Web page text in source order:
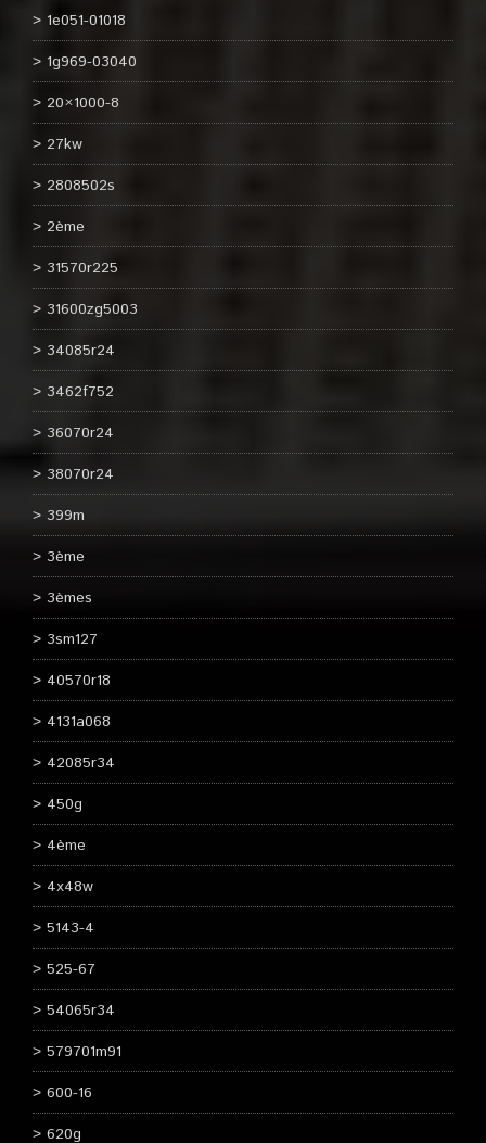
1e051-01018
1g969-03040
20×1000-8
27kw
2808502s
2ème
31570r225
31600zg5003
34085r24
3462f752
36070r24
38070r24
399m
3ème
3èmes
3sm127
40570r18
4131a068
42085r34
450g
4ème
4x48w
5143-4
525-67
54065r34
579701m91
600-16
620g